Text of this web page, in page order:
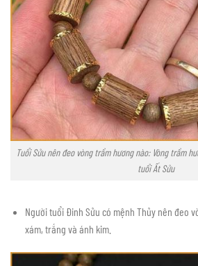
Tuổi Sửu nên đeo vòng trầm hương nào: Vòng trầm
tuổi Ất Sửu
Người tuổi Đinh Sửu có mệnh Thủy nên đeo
xám, trắng và ánh kim.